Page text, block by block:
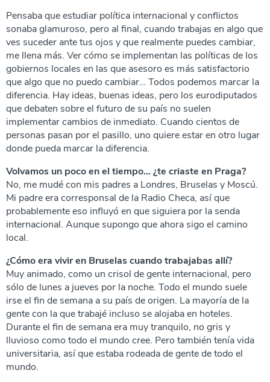
Pensaba que estudiar política internacional y conflictos
sonaba glamuroso, pero al final, cuando trabajas en algo que
ves suceder ante tus ojos y que realmente puedes cambiar,
me llena más. Ver cómo se implementan las políticas de los
gobiernos locales en las que asesoro es más satisfactorio
que algo que no puedo cambiar… Todos podemos marcar la
diferencia. Hay ideas, buenas ideas, pero los eurodiputados
que debaten sobre el futuro de su país no suelen
implementar cambios de inmediato. Cuando cientos de
personas pasan por el pasillo, uno quiere estar en otro lugar
donde pueda marcar la diferencia.
Volvamos un poco en el tiempo... ¿te criaste en Praga?
No, me mudé con mis padres a Londres, Bruselas y Moscú.
Mi padre era corresponsal de la Radio Checa, así que
probablemente eso influyó en que siguiera por la senda
internacional. Aunque supongo que ahora sigo el camino
local.
¿Cómo era vivir en Bruselas cuando trabajabas allí?
Muy animado, como un crisol de gente internacional, pero
sólo de lunes a jueves por la noche. Todo el mundo suele
irse el fin de semana a su país de origen. La mayoría de la
gente con la que trabajé incluso se alojaba en hoteles.
Durante el fin de semana era muy tranquilo, no gris y
lluvioso como todo el mundo cree. Pero también tenía vida
universitaria, así que estaba rodeada de gente de todo el
mundo.